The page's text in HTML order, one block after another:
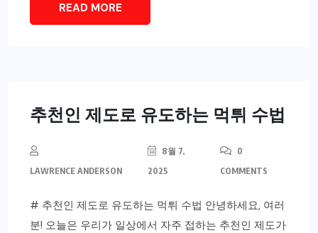
READ MORE
추천인 제도로 유도하는 먹튀 수법
LAWRENCE ANDERSON
8월 7,
2025
0
COMMENTS
# 추천인 제도로 유도하는 먹튀 수법 안녕하세요, 여러
분! 오늘은 우리가 일상에서 자주 접하는 추천인 제도가